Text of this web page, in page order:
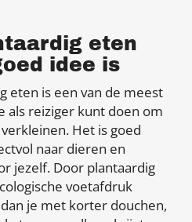
eten
idee is
eten is een van de meest
als reiziger kunt doen om
Het is goed
naar dieren en
jezelf. Door plantaardig
voetafdruk
je met korter douchen,